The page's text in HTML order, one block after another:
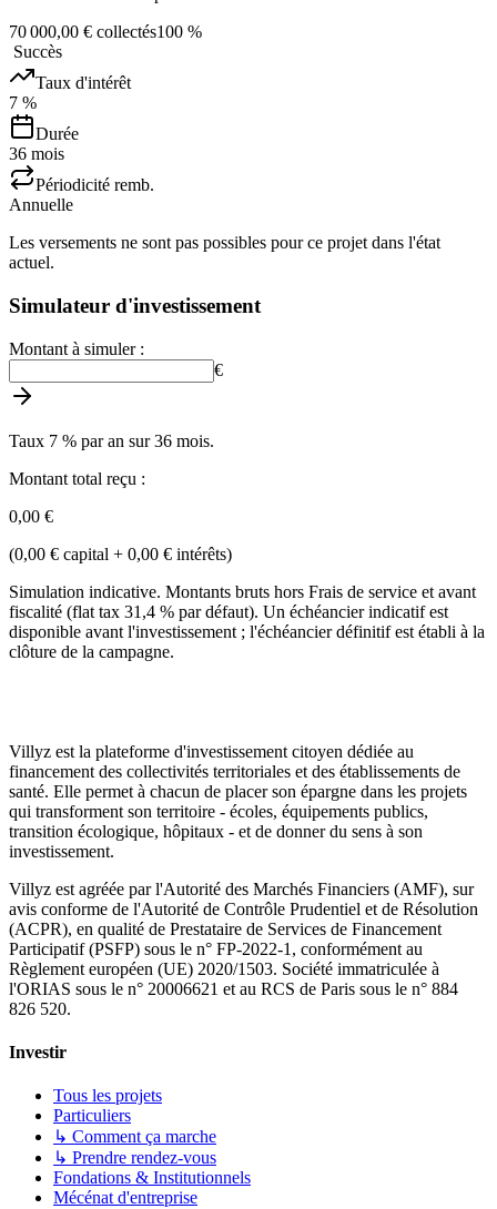
70 000,00 € collectés100 %
Succès
Taux d'intérêt
7 %
Durée
36 mois
Périodicité remb.
Annuelle
Les versements ne sont pas possibles pour ce projet dans l'état
actuel.
Simulateur d'investissement
Montant à simuler :
€
Taux 7 % par an sur 36 mois.
Montant total reçu :
0,00 €
(0,00 € capital + 0,00 € intérêts)
Simulation indicative. Montants bruts hors Frais de service et avant
fiscalité (flat tax 31,4 % par défaut). Un échéancier indicatif est
disponible avant l'investissement ; l'échéancier définitif est établi à la
clôture de la campagne.
Villyz est la plateforme d'investissement citoyen dédiée au
financement des collectivités territoriales et des établissements de
santé. Elle permet à chacun de placer son épargne dans les projets
qui transforment son territoire - écoles, équipements publics,
transition écologique, hôpitaux - et de donner du sens à son
investissement.
Villyz est agréée par l'Autorité des Marchés Financiers (AMF), sur
avis conforme de l'Autorité de Contrôle Prudentiel et de Résolution
(ACPR), en qualité de Prestataire de Services de Financement
Participatif (PSFP) sous le n° FP-2022-1, conformément au
Règlement européen (UE) 2020/1503. Société immatriculée à
l'ORIAS sous le n° 20006621 et au RCS de Paris sous le n° 884
826 520.
Investir
Tous les projets
Particuliers
↳ Comment ça marche
↳ Prendre rendez-vous
Fondations & Institutionnels
Mécénat d'entreprise